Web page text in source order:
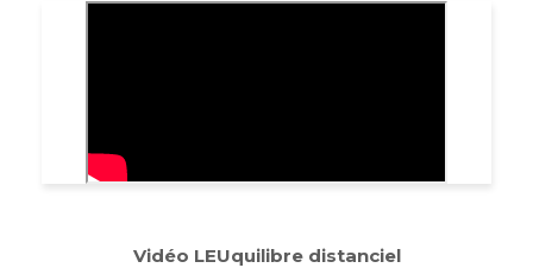
Vidéo LEUquilibre distanciel